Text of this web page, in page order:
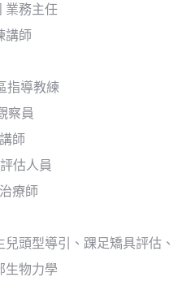
務主任
講師
指導教練
察員
師
估人員
療師
頭型導引、踝足矯具評估、
生物力學